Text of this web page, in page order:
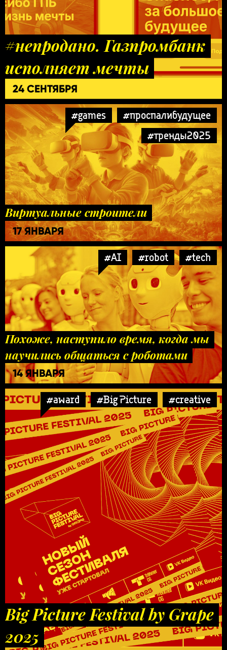
#непродано. Газпромбанк
исполняет мечты
24 СЕНТЯБРЯ
#games
#проспалибудущее
#тренды2025
Виртуальные строители
17 ЯНВАРЯ
#AI #robot #tech
Похоже, наступило время, когда мы
научились общаться с роботами
14 ЯНВАРЯ
#award #Big Picture #creative
Big Picture Festival by Grape
2025